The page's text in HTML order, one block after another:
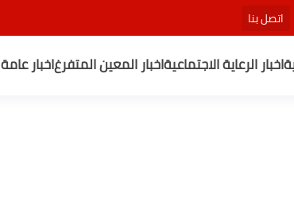
اتصل بنا
اخبار الرعاية الاجتماعيةاخبار المعين المتفرغاخبار عامة